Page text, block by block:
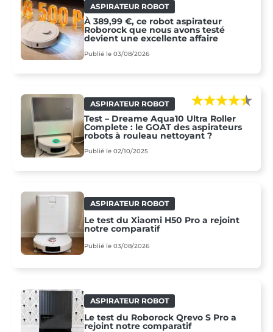
ASPIRATEUR ROBOT
À 389,99 €, ce robot aspirateur
Roborock que nous avons testé
devient une excellente affaire
Publié le 03/08/2026
ASPIRATEUR ROBOT
Test – Dreame Aqua10 Ultra Roller
Complete : le GOAT des aspirateurs
robots à rouleau nettoyant ?
Publié le 02/10/2025
ASPIRATEUR ROBOT
Le test du Xiaomi H50 Pro a rejoint
notre comparatif
Publié le 03/08/2026
ASPIRATEUR ROBOT
Le test du Roborock Qrevo S Pro a
rejoint notre comparatif